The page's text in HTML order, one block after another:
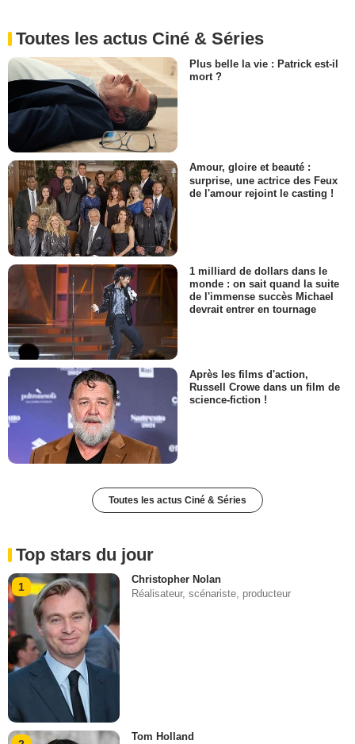
Toutes les actus Ciné & Séries
Plus belle la vie : Patrick est-il
mort ?
Amour, gloire et beauté :
surprise, une actrice des Feux
de l'amour rejoint le casting !
1 milliard de dollars dans le
monde : on sait quand la suite
de l'immense succès Michael
devrait entrer en tournage
Après les films d'action,
Russell Crowe dans un film de
science-fiction !
Toutes les actus Ciné & Séries
Top stars du jour
1
Christopher Nolan
Réalisateur, scénariste, producteur
Tom Holland